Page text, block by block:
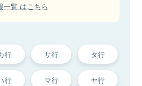
一覧 はこちら
行 サ行 タ行
行 マ行 ヤ行